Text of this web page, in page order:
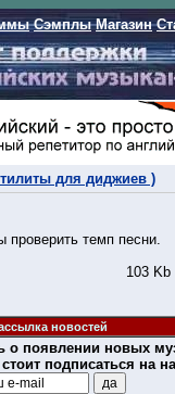
Сэмплы Магазин
для диджиев )
проверить темп песни.
103 Kb
новостей
о появлении новых
подписаться на